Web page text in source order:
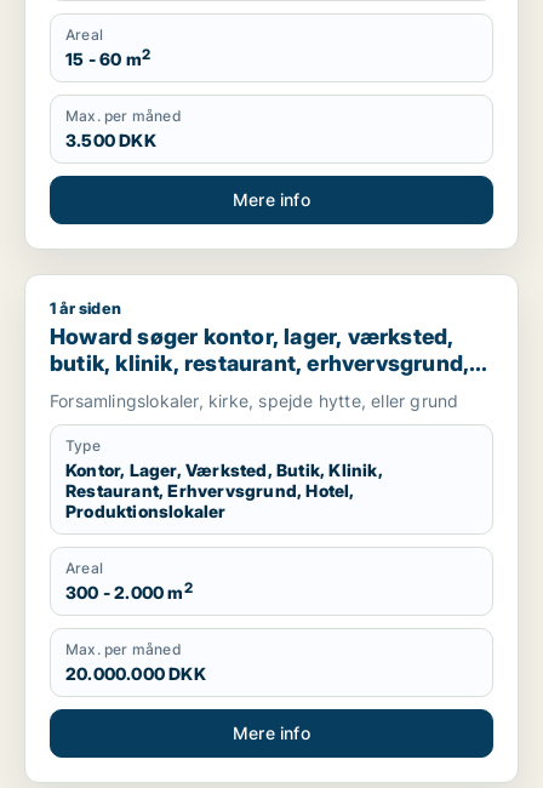
Areal
15 - 60 m2
Max. per måned
3.500 DKK
Mere info
Howard søger kontor, lager, værksted, butik, klinik,
1 år siden
Howard søger kontor, lager, værksted,
butik, klinik, restaurant, erhvervsgrund,
hotel eller produktionslokaler til salg i
Herlev, Hillerød eller Værløse m.fl.
Forsamlingslokaler, kirke, spejde hytte, eller grund
Type
Kontor, Lager, Værksted, Butik, Klinik,
Restaurant, Erhvervsgrund, Hotel,
Produktionslokaler
Areal
300 - 2.000 m2
Max. per måned
20.000.000 DKK
Mere info